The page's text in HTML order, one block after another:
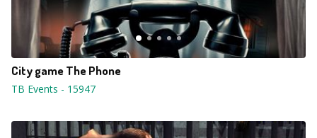
City game The Phone
TB Events - 15947